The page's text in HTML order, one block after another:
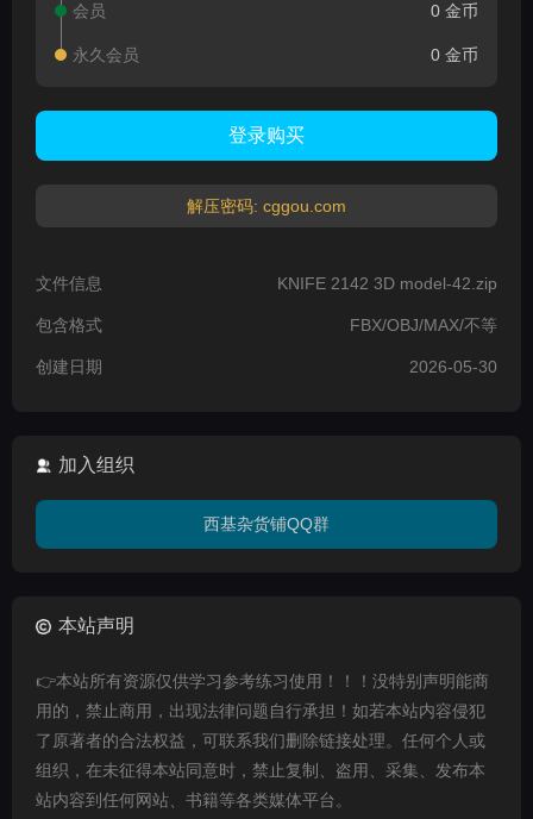
会员 0 金币
永久会员 0 金币
登录购买
解压密码: cggou.com
文件信息 KNIFE 2142 3D model-42.zip
包含格式 FBX/OBJ/MAX/不等
创建日期 2026-05-30
加入组织
西基杂货铺QQ群
本站声明
👉本站所有资源仅供学习参考练习使用！！！没特别声明能商
用的，禁止商用，出现法律问题自行承担！如若本站内容侵犯
了原著者的合法权益，可联系我们删除链接处理。任何个人或
组织，在未征得本站同意时，禁止复制、盗用、采集、发布本
站内容到任何网站、书籍等各类媒体平台。